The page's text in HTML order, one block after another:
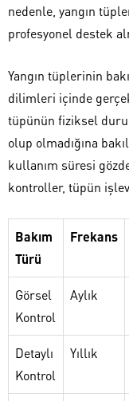
nedenle, yangın
profesyonel destek
Yangın tüplerinin
dilimleri içinde
tüpünün fiziksel
olup olmadığına
kullanım süresi
kontroller, tüpün
Bakım
Türü
Frekans
Görsel
Kontrol
Aylık
Detaylı
Kontrol
Yıllık